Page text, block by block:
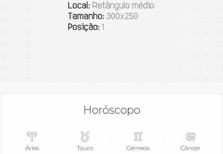
Horóscopo
Áries Touro Gêmeos Câncer